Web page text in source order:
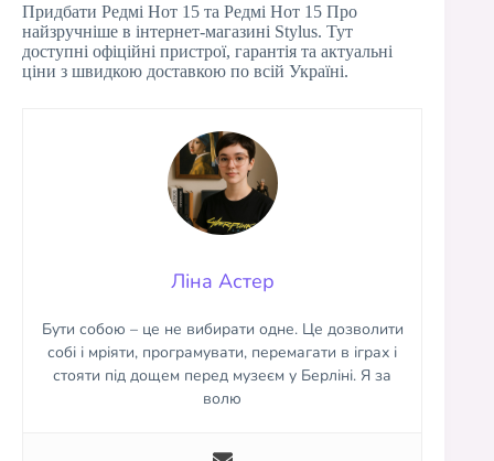
Придбати Редмі Нот 15 та Редмі Нот 15 Про
найзручніше в інтернет-магазині Stylus. Тут
доступні офіційні пристрої, гарантія та актуальні
ціни з швидкою доставкою по всій Україні.
Ліна Астер
Бути собою – це не вибирати одне. Це дозволити
собі і мріяти, програмувати, перемагати в іграх і
стояти під дощем перед музеєм у Берліні. Я за
волю